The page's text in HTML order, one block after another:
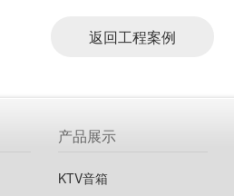
返回工程案例
产品展示
KTV音箱